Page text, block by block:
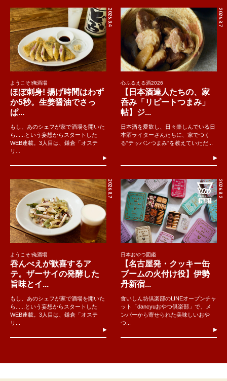
2026.8.4
ようこそ!俺酒場
ほぼ刺身! 揚げ時間はわず
か5秒。生姜醤油でさっ
ぱ...
もし、あのシェフが家で酒場を開いた
ら......という妄想からスタートした
WEB連載。3人目は、鎌倉「オステ
リ...
2026.8.7
心ふるえる酒2026
【日本酒達人たちの、家
呑み「リピートつまみ」
帖】ジ...
日本酒を愛飲し、日々楽しんでいる日
本酒ライターさんたちに、家でつく
る“テッパンつまみ”を教えていただ...
2026.8.7
ようこそ!俺酒場
吞んべえが歓喜するア
テ。ザーサイの発酵した
旨味とイ...
もし、あのシェフが家で酒場を開いた
ら......という妄想からスタートした
WEB連載。3人目は、鎌倉「オステ
リ...
2026.8.2
日本おやつ図鑑
【名古屋発・クッキー缶
ブームの火付け役】伊勢
丹新宿...
食いしん坊倶楽部のLINEオープンチャ
ット「dancyuおやつ倶楽部」で、メ
ンバーから寄せられた美味しいおや
つ...